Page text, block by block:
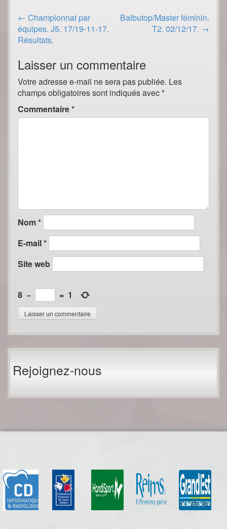
Post
navigation
← Championnat par
équipes. J5. 17/19-11-17.
Résultats.
Balbutop/Master féminin.
T2. 02/12/17. →
Laisser un commentaire
Votre adresse e-mail ne sera pas publiée. Les
champs obligatoires sont indiqués avec *
Commentaire*
Nom*
E-mail*
Site web
8 − = 1
Rejoignez-nous